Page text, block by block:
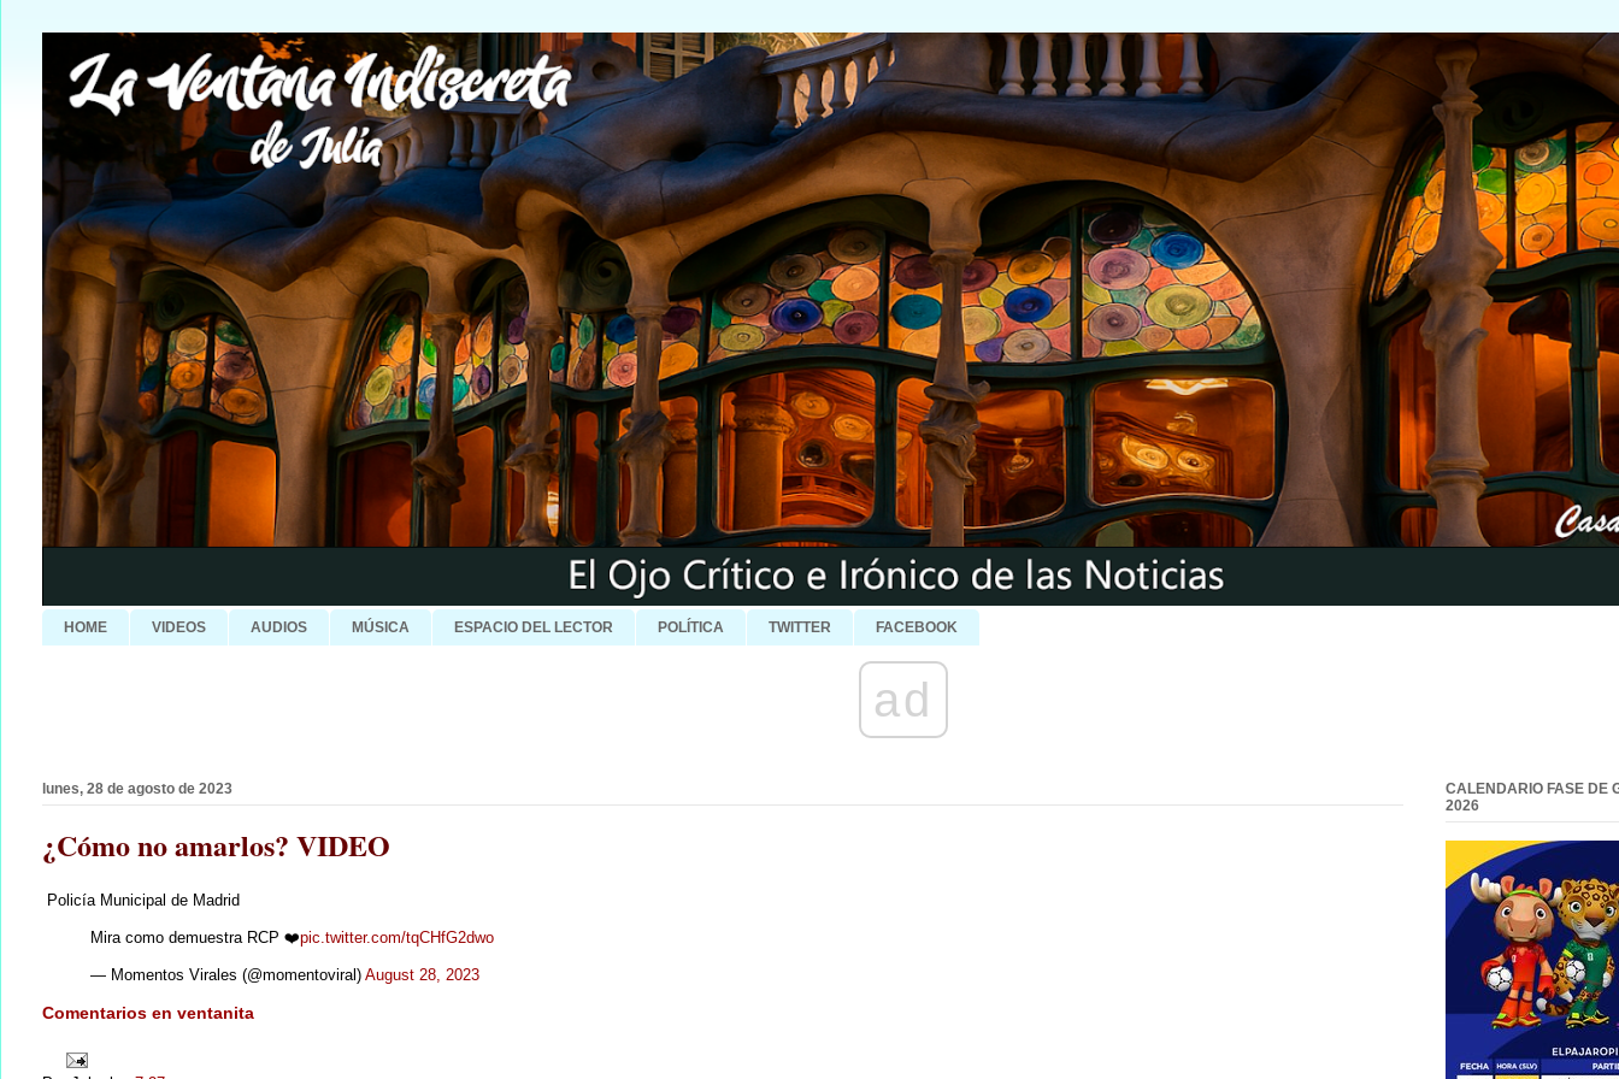
HOME VIDEOS AUDIOS MÚSICA ESPACIO DEL LECTOR POLÍTICA TWITTER FACEBOOK
ad
lunes, 28 de agosto de 2023
¿Cómo no amarlos? VIDEO
Policía Municipal de Madrid
Mira como demuestra RCP ❤️pic.twitter.com/tqCHfG2dwo
— Momentos Virales (@momentoviral) August 28, 2023
Comentarios en ventanita
CALENDARIO FASE DE
2026